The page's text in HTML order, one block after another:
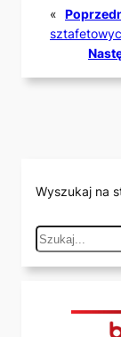
«
Wyszukaj na
S